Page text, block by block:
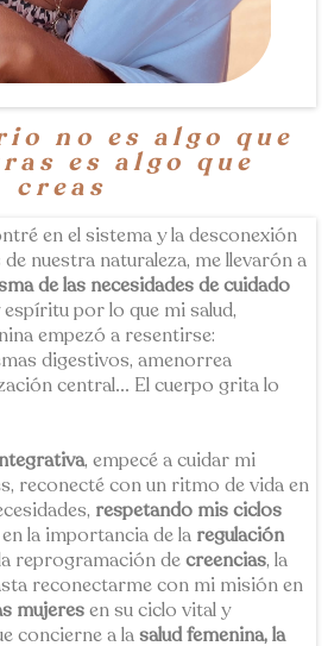
no es algo que
es algo que
creas
en el sistema y la desconexión
nuestra naturaleza, me llevarón a
de las necesidades de cuidado
por lo que mi salud,
empezó a resentirse:
digestivos, amenorrea
central... El cuerpo grita lo
, empecé a cuidar mi
reconecté con un ritmo de vida en
respetando mis ciclos
la importancia de la regulación
reprogramación decreencias, la
reconectarme con mi misión en
mujeresen su ciclo vital y
concierne a lasalud femenina, la